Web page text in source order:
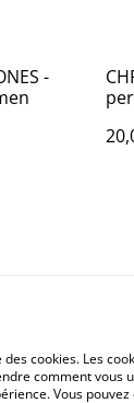
-
de
cookies. Les
comment vous
Vous